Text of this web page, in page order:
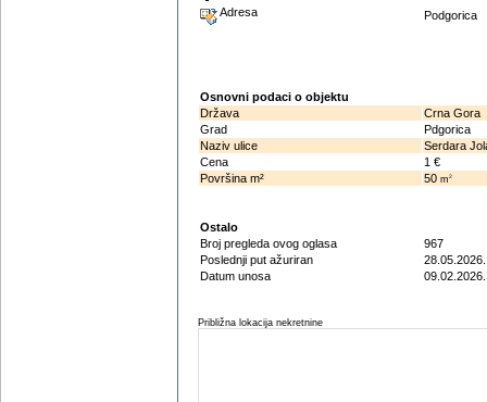
Adresa
Podgorica
Osnovni podaci o objektu
Država
Crna Gora
Grad
Pdgorica
Naziv ulice
Serdara
Cena
1 €
Površina m²
50 m2
Ostalo
Broj pregleda ovog oglasa
967
Poslednji put ažuriran
Datum unosa
Približna lokacija nekretnine